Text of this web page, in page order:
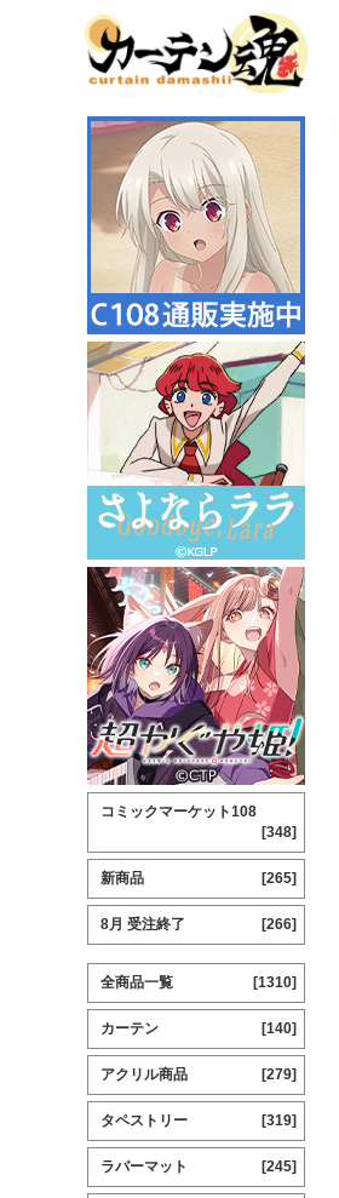
コミックマーケット108
[348]
新商品 [265]
8月 受注終了 [266]
全商品一覧 [1310]
カーテン [140]
アクリル商品 [279]
タペストリー [319]
ラバーマット [245]